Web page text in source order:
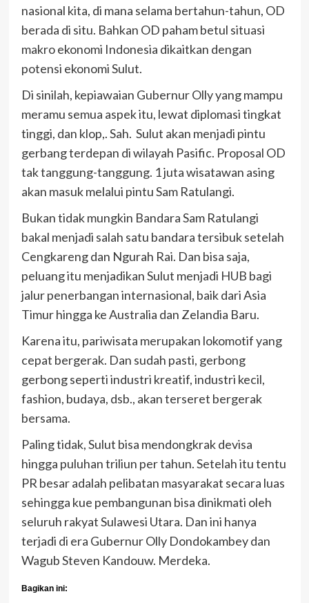
nasional kita, di mana selama bertahun-tahun, OD
berada di situ. Bahkan OD paham betul situasi
makro ekonomi Indonesia dikaitkan dengan
potensi ekonomi Sulut.
Di sinilah, kepiawaian Gubernur Olly yang mampu
meramu semua aspek itu, lewat diplomasi tingkat
tinggi, dan klop,. Sah. Sulut akan menjadi pintu
gerbang terdepan di wilayah Pasific. Proposal OD
tak tanggung-tanggung. 1 juta wisatawan asing
akan masuk melalui pintu Sam Ratulangi.
Bukan tidak mungkin Bandara Sam Ratulangi
bakal menjadi salah satu bandara tersibuk setelah
Cengkareng dan Ngurah Rai. Dan bisa saja,
peluang itu menjadikan Sulut menjadi HUB bagi
jalur penerbangan internasional, baik dari Asia
Timur hingga ke Australia dan Zelandia Baru.
Karena itu, pariwisata merupakan lokomotif yang
cepat bergerak. Dan sudah pasti, gerbong
gerbong seperti industri kreatif, industri kecil,
fashion, budaya, dsb., akan terseret bergerak
bersama.
Paling tidak, Sulut bisa mendongkrak devisa
hingga puluhan triliun per tahun. Setelah itu tentu
PR besar adalah pelibatan masyarakat secara luas
sehingga kue pembangunan bisa dinikmati oleh
seluruh rakyat Sulawesi Utara. Dan ini hanya
terjadi di era Gubernur Olly Dondokambey dan
Wagub Steven Kandouw. Merdeka.
Bagikan ini: